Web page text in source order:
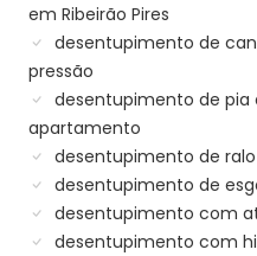
em Ribeirão Pires
desentupimento de
pressão
desentupimento de
apartamento
desentupimento de
desentupimento de
desentupimento com
desentupimento com